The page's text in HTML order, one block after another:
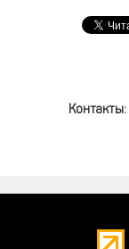
Контакты: